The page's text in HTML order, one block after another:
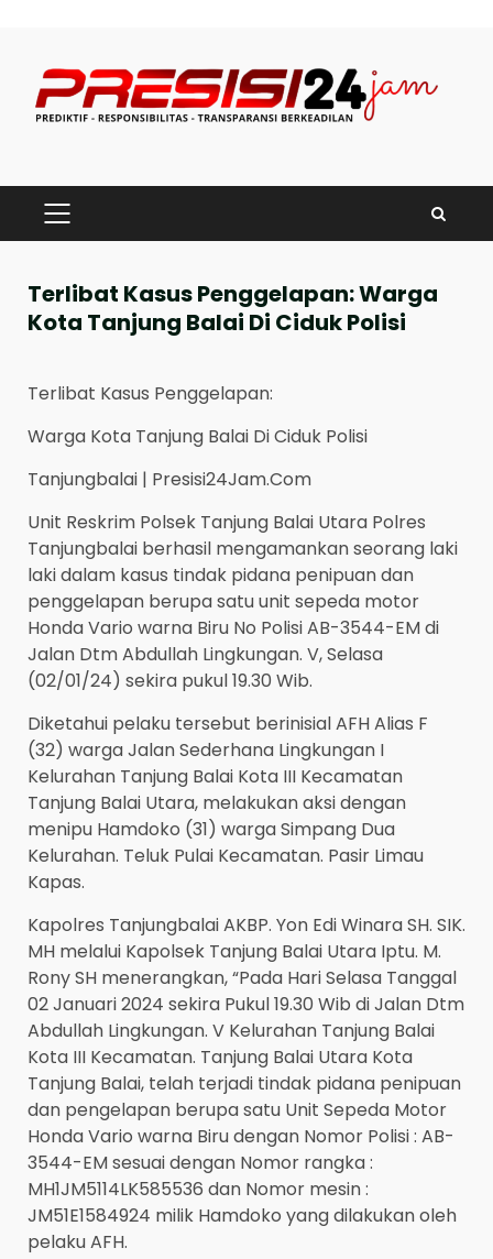
content
PRIMARY
MENU
Terlibat Kasus Penggelapan: Warga
Kota Tanjung Balai Di Ciduk Polisi
Terlibat Kasus Penggelapan:
Warga Kota Tanjung Balai Di Ciduk Polisi
Tanjungbalai | Presisi24Jam.Com
Unit Reskrim Polsek Tanjung Balai Utara Polres
Tanjungbalai berhasil mengamankan seorang laki
laki dalam kasus tindak pidana penipuan dan
penggelapan berupa satu unit sepeda motor
Honda Vario warna Biru No Polisi AB-3544-EM di
Jalan Dtm Abdullah Lingkungan. V, Selasa
(02/01/24) sekira pukul 19.30 Wib.
Diketahui pelaku tersebut berinisial AFH Alias F
(32) warga Jalan Sederhana Lingkungan I
Kelurahan Tanjung Balai Kota III Kecamatan
Tanjung Balai Utara, melakukan aksi dengan
menipu Hamdoko (31) warga Simpang Dua
Kelurahan. Teluk Pulai Kecamatan. Pasir Limau
Kapas.
Kapolres Tanjungbalai AKBP. Yon Edi Winara SH. SIK.
MH melalui Kapolsek Tanjung Balai Utara Iptu. M.
Rony SH menerangkan, “Pada Hari Selasa Tanggal
02 Januari 2024 sekira Pukul 19.30 Wib di Jalan Dtm
Abdullah Lingkungan. V Kelurahan Tanjung Balai
Kota III Kecamatan. Tanjung Balai Utara Kota
Tanjung Balai, telah terjadi tindak pidana penipuan
dan pengelapan berupa satu Unit Sepeda Motor
Honda Vario warna Biru dengan Nomor Polisi : AB-
3544-EM sesuai dengan Nomor rangka :
MH1JM5114LK585536 dan Nomor mesin :
JM51E1584924 milik Hamdoko yang dilakukan oleh
pelaku AFH.